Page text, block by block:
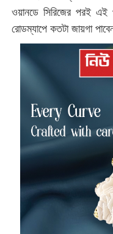
ওয়ানডে সিরিজের পরই
রোডম্যাপে কতটা জায়গা